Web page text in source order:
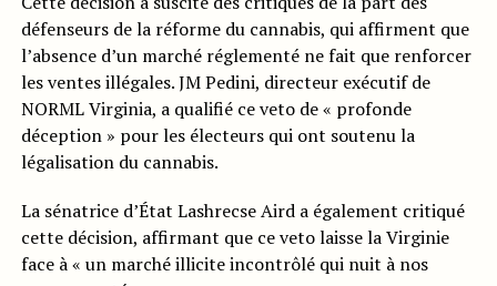
défenseurs de la réforme du cannabis, qui affirment que
l’absence d’un marché réglementé ne fait que renforcer
les ventes illégales. JM Pedini, directeur exécutif de
NORML Virginia, a qualifié ce veto de « profonde
déception » pour les électeurs qui ont soutenu la
légalisation du cannabis.
La sénatrice d’État Lashrecse Aird a également critiqué
cette décision, affirmant que ce veto laisse la Virginie
face à « un marché illicite incontrôlé qui nuit à nos